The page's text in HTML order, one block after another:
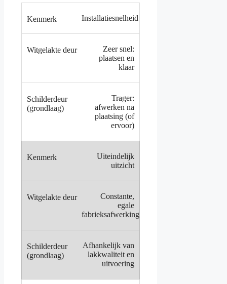
Installatiesnelheid
Zeer snel:
plaatsen en
klaar
Trager:
afwerken na
plaatsing (of
ervoor)
Uiteindelijk
uitzicht
Constante,
egale
fabrieksafwerking
Afhankelijk van
lakkwaliteit en
uitvoering